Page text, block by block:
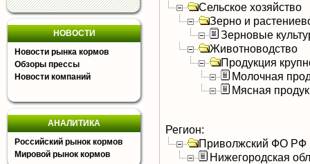
НОВОСТИ
Новости рынка кормов
Обзоры прессы
Новости компаний
АНАЛИТИКА
Российский рынок кормов
Мировой рынок кормов
Сельское хозяйство
Зерно и
Зерновые
Животноводство
Продукция
Молочная
Мясная
Регион:
Приволжский ФО РФ
Нижегородская